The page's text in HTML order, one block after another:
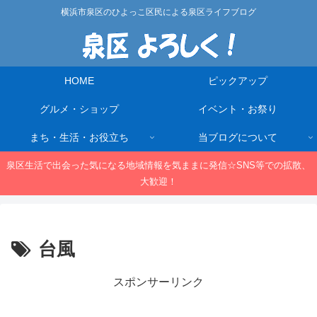
横浜市泉区のひよっこ区民による泉区ライフブログ
HOME ピックアップ
グルメ・ショップ イベント・お祭り
まち・生活・お役立ち 当ブログについて
泉区生活で出会った気になる地域情報を気ままに発信☆SNS等での拡散、
大歓迎！
台風
スポンサーリンク